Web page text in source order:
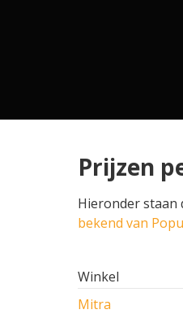
Prijzen
Hieronder staan
bekend van
Winkel
Mitra